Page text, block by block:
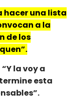
hacer una lista
a la
de los
“Y la voy a
esta